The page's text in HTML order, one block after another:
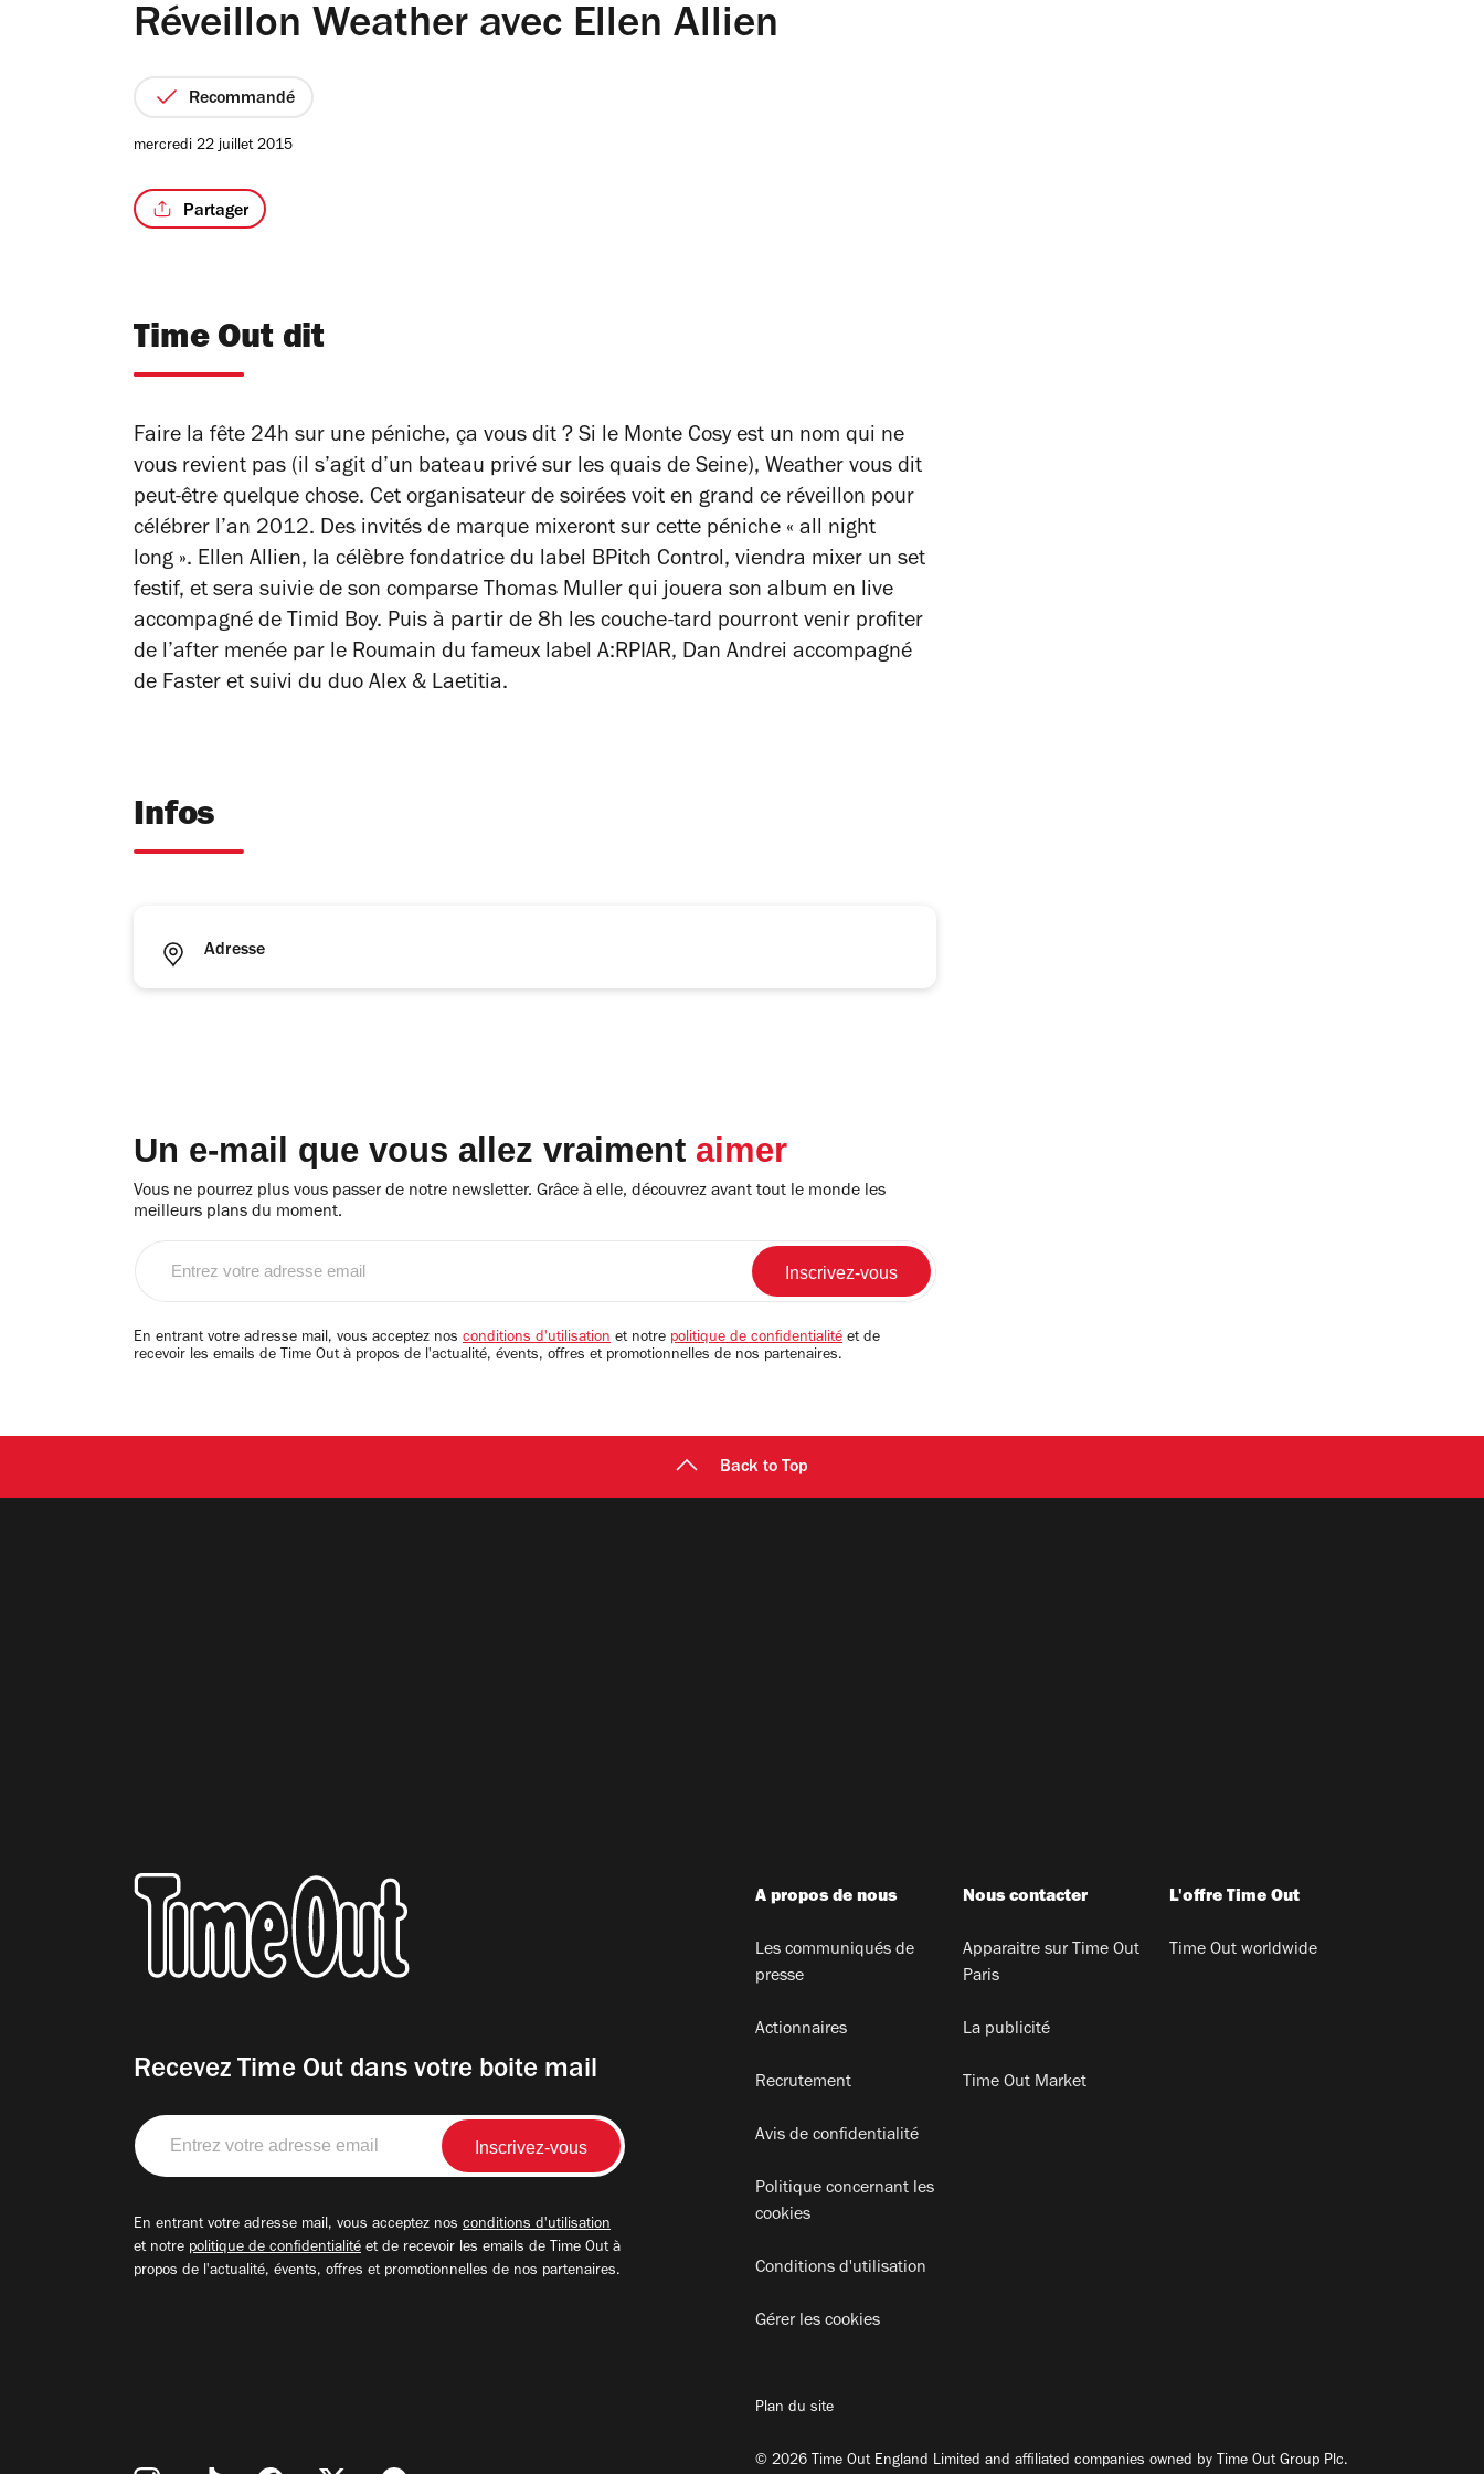
Réveillon Weather avec Ellen Allien
Recommandé
mercredi 22 juillet 2015
Partager
Time Out dit
Faire la fête 24h sur une péniche, ça vous dit ? Si le Monte Cosy est un nom qui ne
vous revient pas (il s’agit d’un bateau privé sur les quais de Seine), Weather vous dit
peut-être quelque chose. Cet organisateur de soirées voit en grand ce réveillon pour
célébrer l’an 2012. Des invités de marque mixeront sur cette péniche « all night
long ». Ellen Allien, la célèbre fondatrice du label BPitch Control, viendra mixer un set
festif, et sera suivie de son comparse Thomas Muller qui jouera son album en live
accompagné de Timid Boy. Puis à partir de 8h les couche-tard pourront venir profiter
de l’after menée par le Roumain du fameux label A:RPIAR, Dan Andrei accompagné
de Faster et suivi du duo Alex & Laetitia.
Infos
Adresse
Un e-mail que vous allez vraiment aimer
Vous ne pourrez plus vous passer de notre newsletter. Grâce à elle, découvrez avant tout le monde les
meilleurs plans du moment.
email
En entrant votre adresse mail, vous acceptez nos conditions d'utilisation et notre politique de confidentialité et de
recevoir les emails de Time Out à propos de l'actualité, évents, offres et promotionnelles de nos partenaires.
Back to Top
Recevez Time Out dans votre boite mail
Entrez
votre
adresse
En entrant votre adresse mail, vous acceptez nos conditions d'utilisation
et notre politique de confidentialité et de recevoir les emails de Time Out à
propos de l'actualité, évents, offres et promotionnelles de nos partenaires.
A propos de nous
Les communiqués de
presse
Actionnaires
Recrutement
Avis de confidentialité
Politique concernant les
cookies
Conditions d'utilisation
Gérer les cookies
Nous contacter
Apparaitre sur Time Out
Paris
La publicité
Time Out Market
L'offre Time Out
Time Out worldwide
Plan du site
© 2026 Time Out England Limited and affiliated companies owned by Time Out Group Plc.